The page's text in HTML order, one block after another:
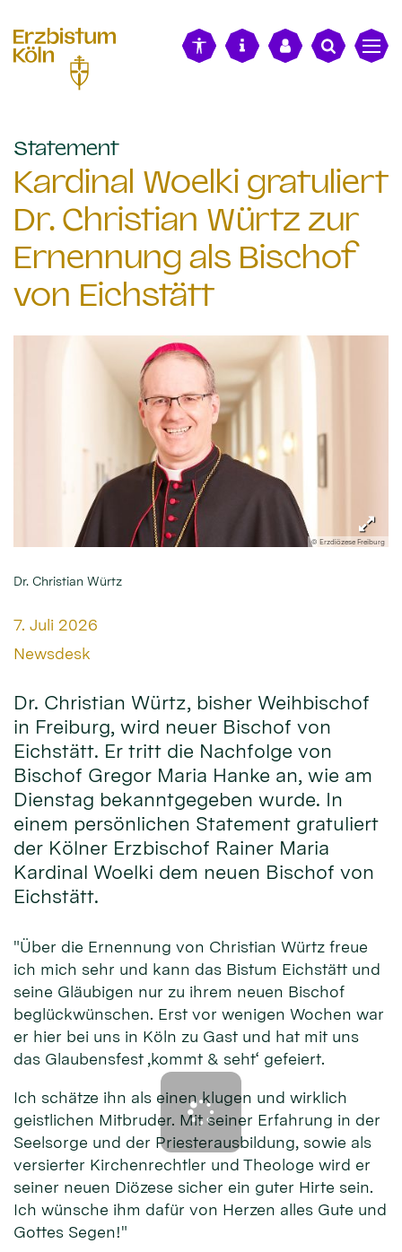
Statement:
Kardinal Woelki gratuliert
Dr. Christian Würtz zur
Ernennung als Bischof
von Eichstätt
© Erzdiözese Freiburg
Dr. Christian Würtz
Datum:
7. Juli 2026
Von:
Newsdesk
Dr. Christian Würtz, bisher Weihbischof
in Freiburg, wird neuer Bischof von
Eichstätt. Er tritt die Nachfolge von
Bischof Gregor Maria Hanke an, wie am
Dienstag bekanntgegeben wurde. In
einem persönlichen Statement gratuliert
der Kölner Erzbischof Rainer Maria
Kardinal Woelki dem neuen Bischof von
Eichstätt.
"Über die Ernennung von Christian Würtz freue
ich mich sehr und kann das Bistum Eichstätt und
seine Gläubigen nur zu ihrem neuen Bischof
beglückwünschen. Erst vor wenigen Wochen war
er hier bei uns in Köln zu Gast und hat mit uns
das Glaubensfest ‚kommt & seht‘ gefeiert.
Ich schätze ihn als einen klugen und wirklich
geistlichen Mitbruder. Mit seiner Erfahrung in der
Seelsorge und der Priesterausbildung, sowie als
versierter Kirchenrechtler und Theologe wird er
seiner neuen Diözese sicher ein guter Hirte sein.
Ich wünsche ihm dafür von Herzen alles Gute und
Gottes Segen!"